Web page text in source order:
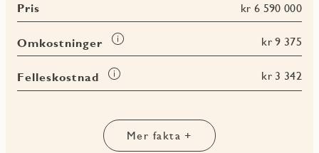
Pris kr 6 590 000
Omkostninger
Les
mer
om
Omkostninger
kr 9 375
Felleskostnad
Les
kr 3 342
Les
Les Les
BRA
totalt
Mer fakta +